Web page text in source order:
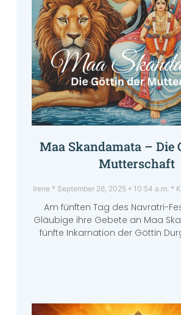
Maa Skandamata – Die
Mutterschaft
Irene September 26, 2025 10:54 a.m.
Am fünften Tag des Navratri-
Gläubige ihre Gebete an Maa
fünfte Inkarnation der Göttin